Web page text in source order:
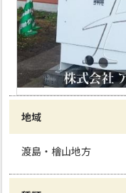
地域
渡島・檜山地方